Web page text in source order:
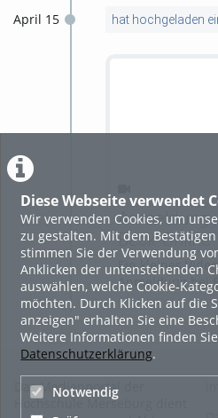
Diese Webseite verwendet
Wir verwenden Cookies, um
zu gestalten. Mit dem
stimmen Sie der Verwendung
Anklicken der untenstehenden
auswählen, welche Cookie-
möchten. Durch Klicken auf die
anzeigen" erhalten Sie eine
Weitere Informationen finden
Datenschutzerklärung.
Notwendig
April 15 hat hochgeladen
Anmeldung
Beck-Online
Ein kleines
Anmeldung bei
Das Medienportal der
Hochschule Merseburg dient